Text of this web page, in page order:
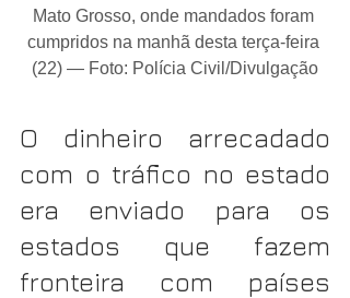
Mato Grosso, onde mandados foram
cumpridos na manhã desta terça-feira
(22) — Foto: Polícia Civil/Divulgação
O dinheiro arrecadado
com o tráfico no estado
era enviado para os
estados que fazem
fronteira com países